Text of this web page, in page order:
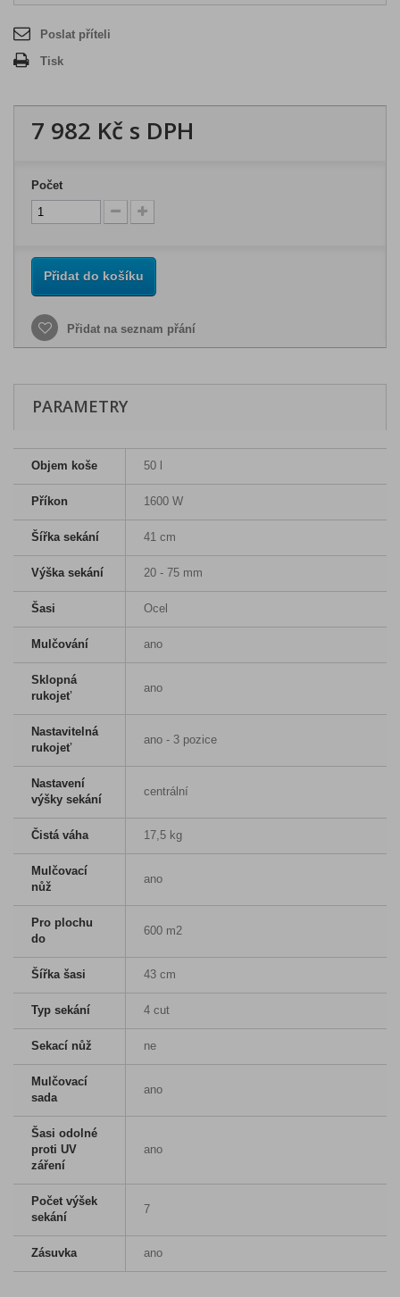
Poslat příteli
Tisk
7 982 Kč s DPH
Počet
Přidat do košíku
Přidat na seznam přání
PARAMETRY
Objem koše 50 l
Příkon 1600 W
Šířka sekání 41 cm
Výška sekání 20 - 75 mm
Šasi Ocel
Mulčování ano
Sklopná
rukojeť
ano
Nastavitelná
rukojeť
ano - 3 pozice
Nastavení
výšky sekání
centrální
Čistá váha 17,5 kg
Mulčovací
nůž
ano
Pro plochu
do
600 m2
Šířka šasi 43 cm
Typ sekání 4 cut
Sekací nůž ne
Mulčovací
sada
ano
Šasi odolné
proti UV
záření
ano
Počet výšek
sekání
7
Zásuvka ano